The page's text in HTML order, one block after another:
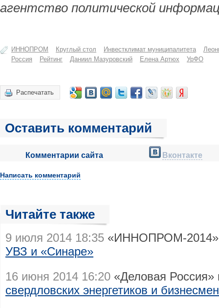
агентство политической
ИННОПРОМ Круглый стол Инвестклимат муниципалитета
Россия
Рейтинг Даниил Мазуровский Елена Артюх УрФО
Распечатать
Оставить комментарий
Комментарии сайта Вконтакте
Написать комментарий
Читайте также
9 июля 2014 18:35 «ИННОПРОМ-
УВЗ и «Синаре»
16 июня 2014 16:20 «Деловая Россия»
свердловских энергетиков и